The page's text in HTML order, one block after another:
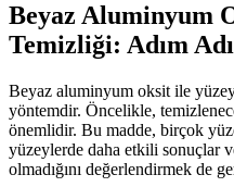
Beyaz Aluminyum
Temizliği: Adım
Beyaz aluminyum oksit ile
yöntemdir. Öncelikle,
önemlidir. Bu madde, birçok
yüzeylerde daha etkili sonuçlar
olmadığını değerlendirmek de